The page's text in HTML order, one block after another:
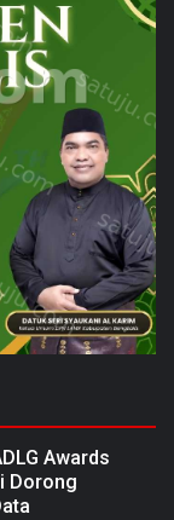
Awards
Dorong